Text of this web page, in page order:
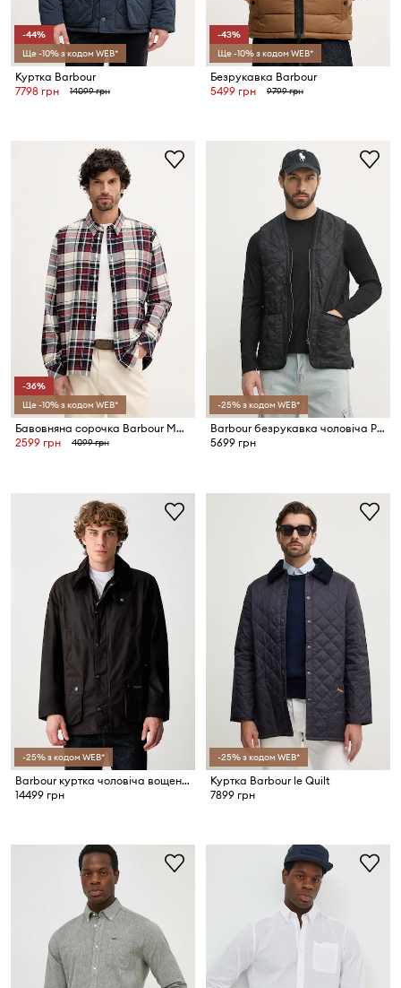
-44%
Ще -10% з кодом WEB*
Куртка Barbour
7798 грн
14099 грн
-43%
Ще -10% з кодом WEB*
Безрукавка Barbour
5499 грн
9799 грн
-36%
Ще -10% з кодом WEB*
Бавовняна сорочка Barbour Malham
2599 грн
4099 грн
-25% з кодом WEB*
Barbour безрукавка чоловіча Polarquilt Waistcoat/Zip-In Liner
5699 грн
-25% з кодом WEB*
Barbour куртка чоловіча вощена Ashby Wax Jacket
14499 грн
-25% з кодом WEB*
Куртка Barbour le Quilt
7899 грн